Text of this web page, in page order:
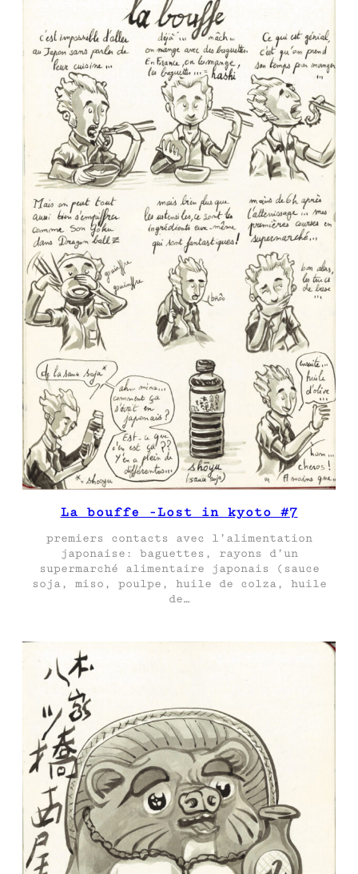
La bouffe -Lost in kyoto #7
premiers contacts avec l’alimentation
japonaise: baguettes, rayons d’un
supermarché alimentaire japonais (sauce
soja, miso, poulpe, huile de colza, huile
de…